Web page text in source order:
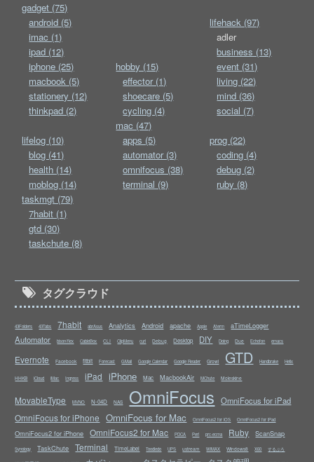
gadget (75)
android (5)
imac (1)
ipad (12)
iphone (25)
macbook (5)
stationery (12)
thinkpad (2)
hobby (15)
effector (1)
shoecare (5)
cycling (4)
lifehack (97)
adler
business (13)
event (31)
living (22)
mind (36)
social (7)
lifelog (10)
blog (41)
health (14)
moblog (14)
mac (47)
apps (5)
automator (3)
omnifocus (38)
terminal (9)
prog (22)
coding (4)
debug (2)
ruby (8)
taskmgt (79)
7habit (1)
gtd (30)
taskchute (8)
タグクラウド
43Folders 43Tabs 7habit abrAsus Analytics Android apache Apple Aterm aTimeLogger
Automator bison/flex CableBox CLI ClipMenu curl Debug Desktop DIY Doing Due Echofon emacs
Evernote Facebook fitbit Forecast GMail Google Calendar Google Reader Growl GTD Handbrake Helix
HHKB iCloud iMac Ingress iPad iPhone Mac MacbookAir MChute Moleskine
MovableType MVNO N-04D NAS OmniFocus OmniFocus for iPad
OmniFocus for iPhone OmniFocus for Mac OmniFocus2 for iOS OmniFocus2 for iPad
OmniFocus2 for iPhone OmniFocus2 for Mac PDCA Perl prc-ecma Ruby ScanSnap
Synology TaskChute Terminal TimeLabel Toodledo UPS ustream WiMAX Windows8 X60 するぷろ